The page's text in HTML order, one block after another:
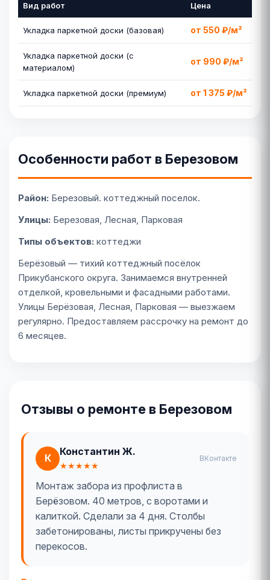
Вид работ Цена
Укладка паркетной доски (базовая) от 550 ₽/м²
Укладка паркетной доски (с
материалом)
от 990 ₽/м²
Укладка паркетной доски (премиум) от 1 375 ₽/м²
Особенности работ в Березовом
Район: Березовый. коттеджный поселок.
Улицы: Березовая, Лесная, Парковая
Типы объектов: коттеджи
Берёзовый — тихий коттеджный посёлок
Прикубанского округа. Занимаемся внутренней
отделкой, кровельными и фасадными работами.
Улицы Берёзовая, Лесная, Парковая — выезжаем
регулярно. Предоставляем рассрочку на ремонт до
6 месяцев.
Отзывы о ремонте в Березовом
К
Константин Ж.
★★★★★
ВКонтакте
Монтаж забора из профлиста в
Берёзовом. 40 метров, с воротами и
калиткой. Сделали за 4 дня. Столбы
забетонированы, листы прикручены без
перекосов.